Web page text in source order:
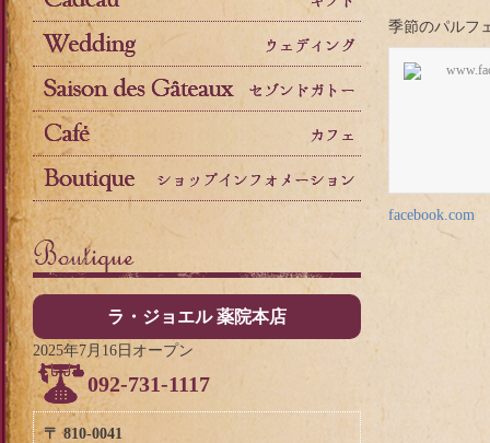
季節のパルフ
facebook.com
ラ・ジョエル 薬院本店
2025年7月16日オープン
092-731-1117
〒 810-0041